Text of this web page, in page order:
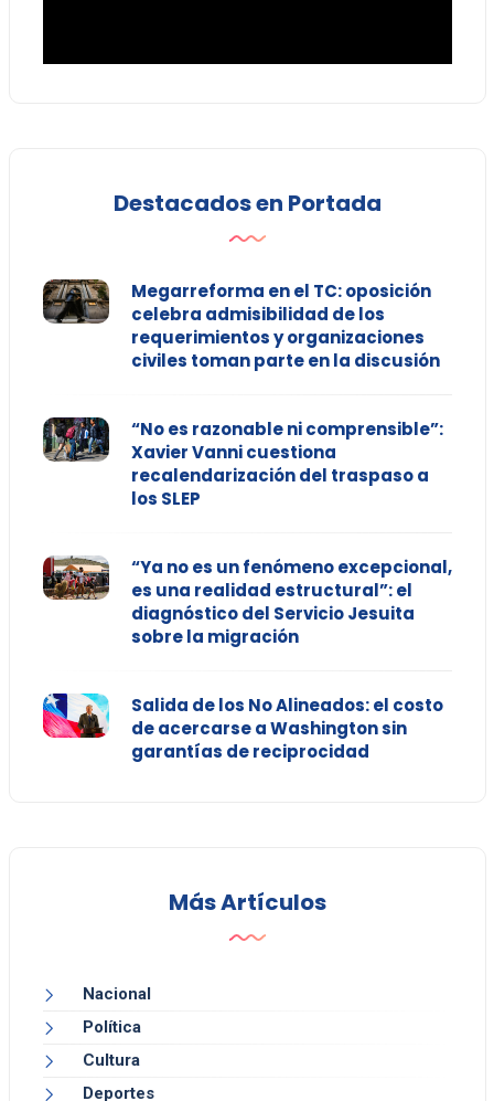
Destacados en Portada
Megarreforma en el TC: oposición
celebra admisibilidad de los
requerimientos y organizaciones
civiles toman parte en la discusión
“No es razonable ni comprensible”:
Xavier Vanni cuestiona
recalendarización del traspaso a
los SLEP
“Ya no es un fenómeno excepcional,
es una realidad estructural”: el
diagnóstico del Servicio Jesuita
sobre la migración
Salida de los No Alineados: el costo
de acercarse a Washington sin
garantías de reciprocidad
Más Artículos
Nacional
Política
Cultura
Deportes